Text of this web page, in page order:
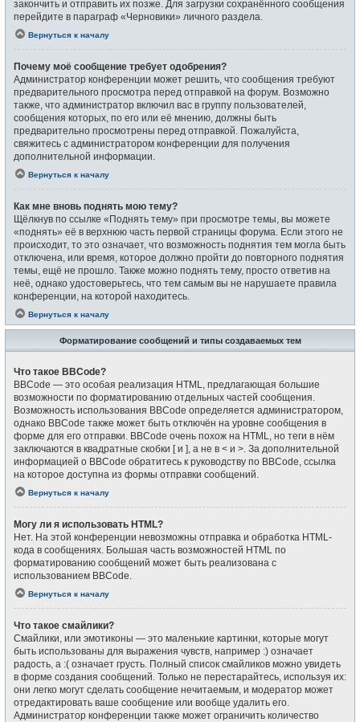
закончить и отправить их позже. Для загрузки сохранённого сообщения
перейдите в параграф «Черновики» личного раздела.
Вернуться к началу
Почему моё сообщение требует одобрения?
Администратор конференции может решить, что сообщения требуют
предварительного просмотра перед отправкой на форум. Возможно
также, что администратор включил вас в группу пользователей,
сообщения которых, по его или её мнению, должны быть
предварительно просмотрены перед отправкой. Пожалуйста,
свяжитесь с администратором конференции для получения
дополнительной информации.
Вернуться к началу
Как мне вновь поднять мою тему?
Щёлкнув по ссылке «Поднять тему» при просмотре темы, вы можете
«поднять» её в верхнюю часть первой страницы форума. Если этого не
происходит, то это означает, что возможность поднятия тем могла быть
отключена, или время, которое должно пройти до повторного поднятия
темы, ещё не прошло. Также можно поднять тему, просто ответив на
неё, однако удостоверьтесь, что тем самым вы не нарушаете правила
конференции, на которой находитесь.
Вернуться к началу
Форматирование сообщений и типы создаваемых тем
Что такое BBCode?
BBCode — это особая реализация HTML, предлагающая большие
возможности по форматированию отдельных частей сообщения.
Возможность использования BBCode определяется администратором,
однако BBCode также может быть отключён на уровне сообщения в
форме для его отправки. BBCode очень похож на HTML, но теги в нём
заключаются в квадратные скобки [ и ], а не в < и >. За дополнительной
информацией о BBCode обратитесь к руководству по BBCode, ссылка
на которое доступна из формы отправки сообщений.
Вернуться к началу
Могу ли я использовать HTML?
Нет. На этой конференции невозможны отправка и обработка HTML-
кода в сообщениях. Большая часть возможностей HTML по
форматированию сообщений может быть реализована с
использованием BBCode.
Вернуться к началу
Что такое смайлики?
Смайлики, или эмотиконы — это маленькие картинки, которые могут
быть использованы для выражения чувств, например :) означает
радость, а :( означает грусть. Полный список смайликов можно увидеть
в форме создания сообщений. Только не перестарайтесь, используя их:
они легко могут сделать сообщение нечитаемым, и модератор может
отредактировать ваше сообщение или вообще удалить его.
Администратор конференции также может ограничить количество